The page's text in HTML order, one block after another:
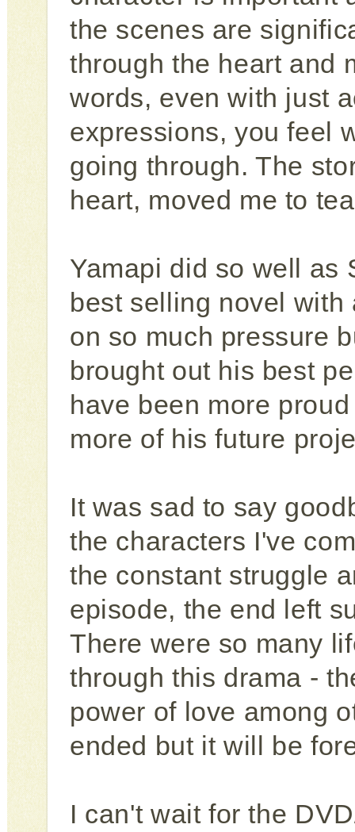
the scenes are
through the heart and
words, even with just
expressions, you feel
going through. The
heart, moved me to
Yamapi did so well as
best selling novel
on so much pressure
brought out his best
have been more
more of his future
It was sad to say
the characters I've
the constant struggle
episode, the end left
There were so many
through this drama -
power of love among
ended but it will be
I can't wait for the